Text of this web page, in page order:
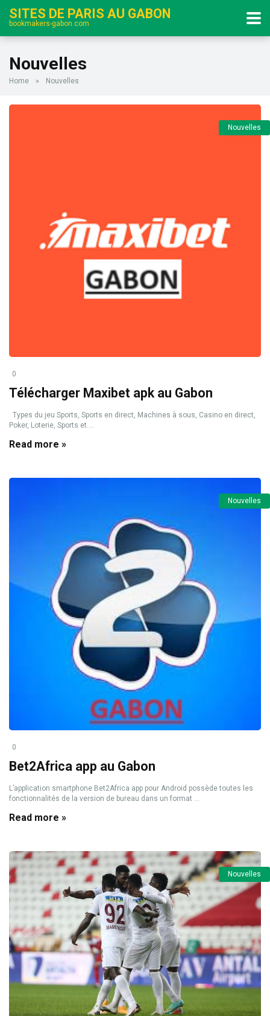
SITES DE PARIS AU GABON
bookmakers-gabon.com
Nouvelles
Home » Nouvelles
Nouvelles
0
Télécharger Maxibet apk au Gabon
Types du jeu Sports, Sports en direct, Machines à sous, Casino en direct,
Poker, Loterie, Sports et ...
Read more »
Nouvelles
0
Bet2Africa app au Gabon
L’application smartphone Bet2Africa app pour Android possède toutes les
fonctionnalités de la version de bureau dans un format ...
Read more »
Nouvelles